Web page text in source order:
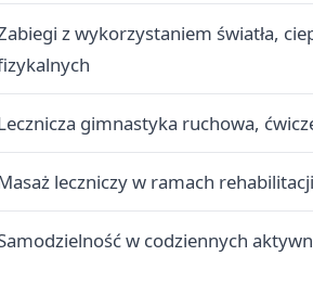
z wykorzystaniem światła,
gimnastyka ruchowa,
leczniczy w ramach rehabilitacji
w codziennych